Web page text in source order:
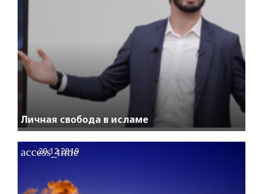
Личная свобода в исламе
access_time
20.12.2019